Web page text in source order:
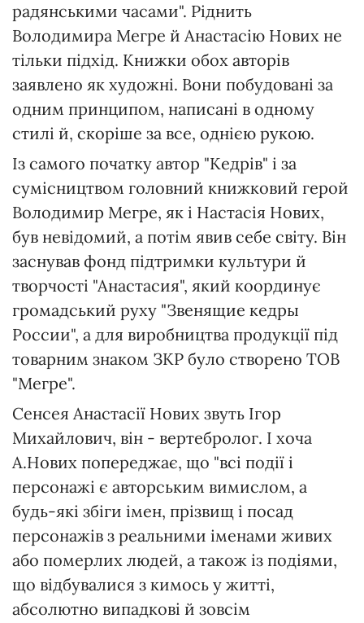
радянськими часами". Ріднить
Володимира Мегре й Анастасію Нових не
тільки підхід. Книжки обох авторів
заявлено як художні. Вони побудовані за
одним принципом, написані в одному
стилі й, скоріше за все, однією рукою.
Із самого початку автор "Кедрів" і за
сумісництвом головний книжковий герой
Володимир Мегре, як і Настасія Нових,
був невідомий, а потім явив себе світу. Він
заснував фонд підтримки культури й
творчості "Анастасия", який координує
громадський руху "Звенящие кедры
России", а для виробництва продукції під
товарним знаком ЗКР було створено ТОВ
"Мегре".
Сенсея Анастасії Нових звуть Ігор
Михайлович, він - вертебролог. І хоча
А.Нових попереджає, що "всі події і
персонажі є авторським вимислом, а
будь-які збіги імен, прізвищ і посад
персонажів з реальними іменами живих
або померлих людей, а також із подіями,
що відбувалися з кимось у житті,
абсолютно випадкові й зовсім